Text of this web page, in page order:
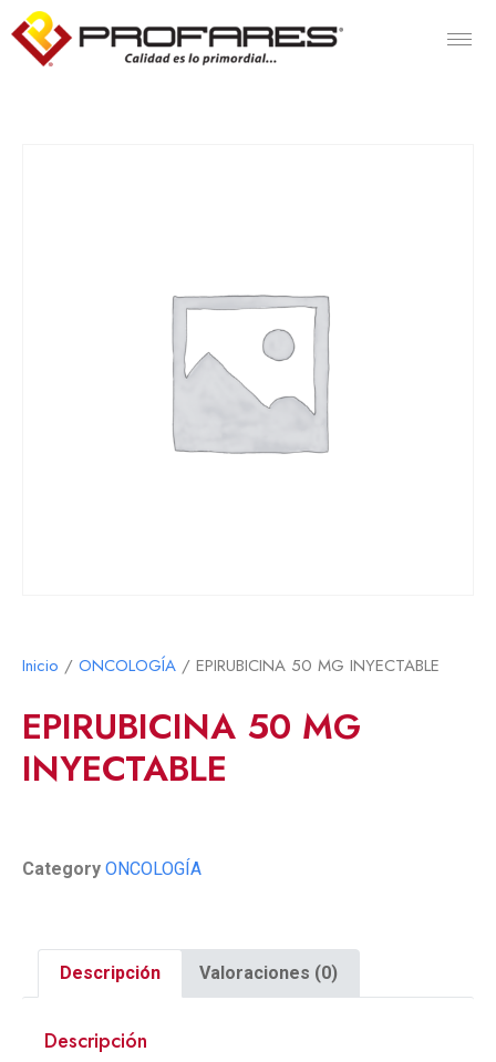
Inicio / ONCOLOGÍA / EPIRUBICINA 50 MG INYECTABLE
EPIRUBICINA 50 MG
INYECTABLE
Category ONCOLOGÍA
Descripción Valoraciones (0)
Descripción